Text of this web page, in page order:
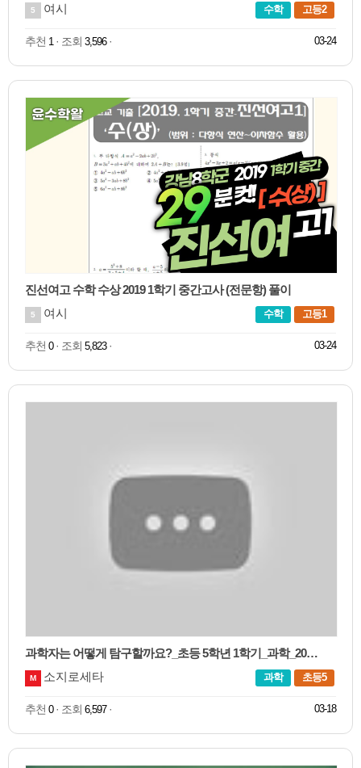
5 여시 수학 고등2
추천 1 · 조회 3,596· 03-24
진선여고 수학 수상 2019 1학기 중간고사 (전문항) 풀이
5 여시 수학 고등1
추천 0· 조회 5,823· 03-24
과학자는 어떻게 탐구할까요?_초등 5학년 1학기_과학_2015년 교육과정
M 소지로세타 과학 초등5
추천 0· 조회 6,597· 03-18